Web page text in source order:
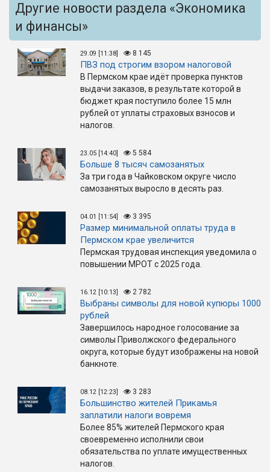
Другие новости раздела «Экономика
и финансы»
29.09 [11:38] 8 145
ПВЗ под строгим взором налоговой
В Пермском крае идёт проверка пунктов
выдачи заказов, в результате которой в
бюджет края поступило более 15 млн
рублей от уплаты страховых взносов и
налогов.
23.05 [14:40] 5 584
Больше 8 тысяч самозанятых
За три года в Чайковском округе число
самозанятых выросло в десять раз.
04.01 [11:54] 3 395
Размер минимальной оплаты труда в
Пермском крае увеличится
Пермская трудовая инспекция уведомила о
повышении МРОТ с 2025 года.
16.12 [10:13] 2 782
Выбраны символы для новой купюры 1000
рублей
Завершилось народное голосование за
символы Приволжского федерального
округа, которые будут изображены на новой
банкноте.
08.12 [12:23] 3 283
Большинство жителей Прикамья
заплатили налоги вовремя
Более 85% жителей Пермского края
своевременно исполнили свои
обязательства по уплате имущественных
налогов.